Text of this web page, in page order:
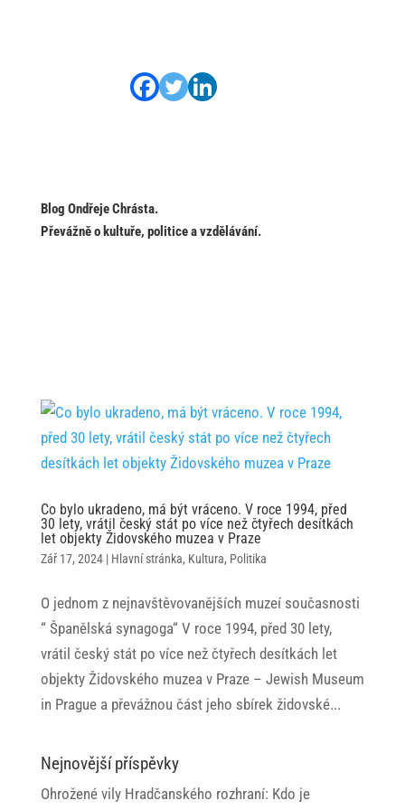
Blog Ondřeje Chrásta.
Převážně o kultuře, politice a vzdělávání.
Co bylo ukradeno, má být vráceno. V roce 1994, před
30 lety, vrátil český stát po více než čtyřech desítkách
let objekty Židovského muzea v Praze
Zář 17, 2024| Hlavní stránka, Kultura, Politika
O jednom z nejnavštěvovanějších muzeí současnosti
“ Španělská synagoga“ V roce 1994, před 30 lety,
vrátil český stát po více než čtyřech desítkách let
objekty Židovského muzea v Praze – Jewish Museum
in Prague a převážnou část jeho sbírek židovské...
Nejnovější příspěvky
Ohrožené vily Hradčanského rozhraní: Kdo je